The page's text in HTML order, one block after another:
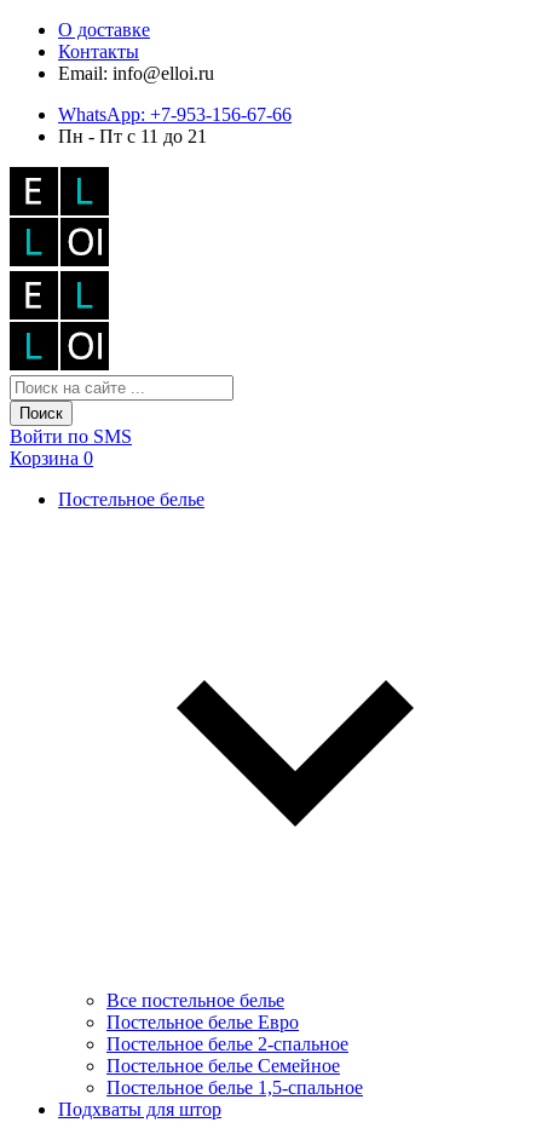
О доставке
Контакты
Email: info@elloi.ru
WhatsApp: +7-953-156-67-66
Пн - Пт с 11 до 21
Поиск
Войти по SMS
Корзина 0
Постельное белье
Все постельное белье
Постельное белье Евро
Постельное белье 2-спальное
Постельное белье Семейное
Постельное белье 1,5-спальное
Подхваты для штор